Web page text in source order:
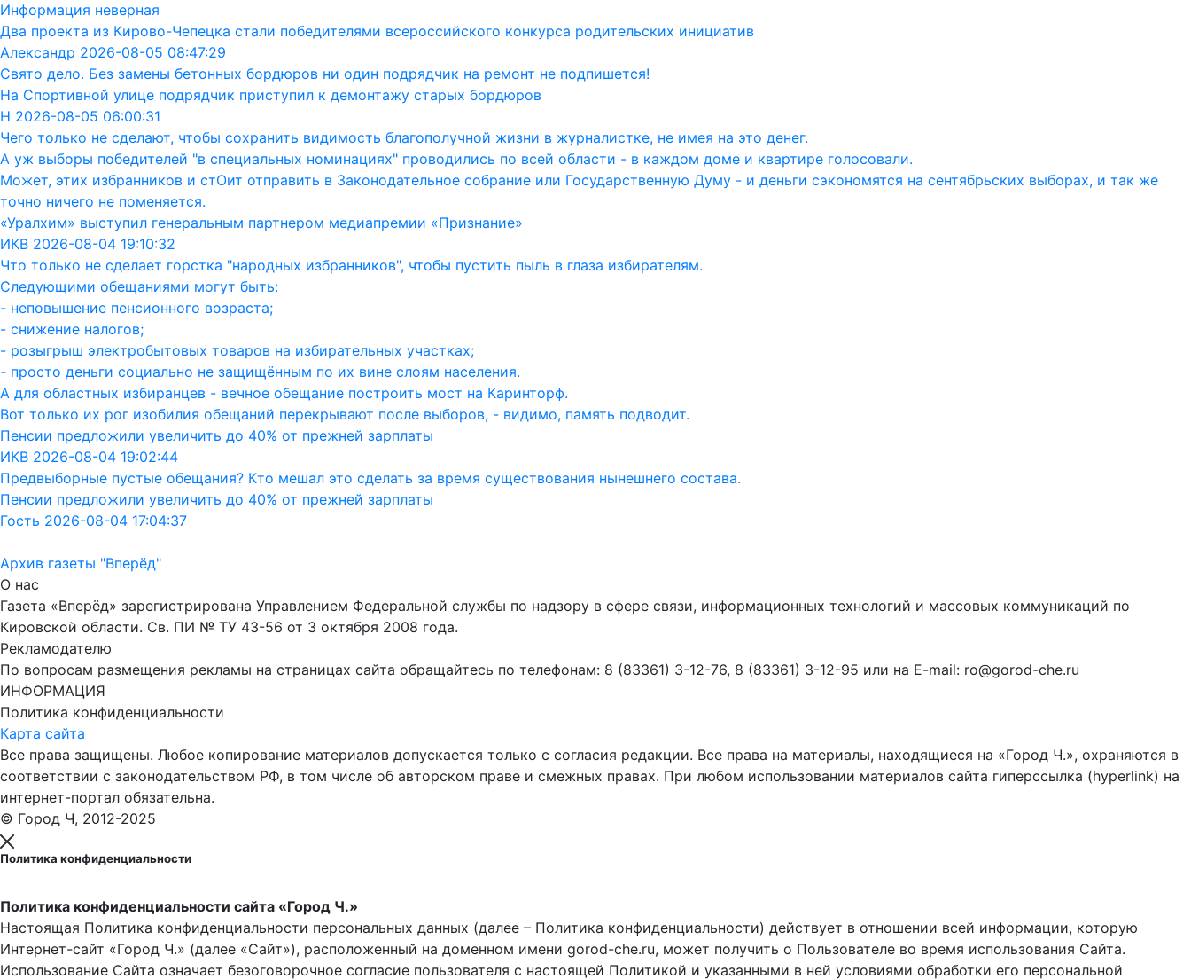
Информация неверная
Два проекта из Кирово-Чепецка стали победителями всероссийского конкурса родительских инициатив
Александр 2026-08-05 08:47:29
Свято дело. Без замены бетонных бордюров ни один подрядчик на ремонт не подпишется!
На Спортивной улице подрядчик приступил к демонтажу старых бордюров
Н 2026-08-05 06:00:31
Чего только не сделают, чтобы сохранить видимость благополучной жизни в журналистке, не имея на это денег.
А уж выборы победителей "в специальных номинациях" проводились по всей области - в каждом доме и квартире голосовали.
Может, этих избранников и стОит отправить в Законодательное собрание или Государственную Думу - и деньги сэкономятся на сентябрьских выборах, и так же
точно ничего не поменяется.
«Уралхим» выступил генеральным партнером медиапремии «Признание»
ИКВ 2026-08-04 19:10:32
Что только не сделает горстка "народных избранников", чтобы пустить пыль в глаза избирателям.
Следующими обещаниями могут быть:
- неповышение пенсионного возраста;
- снижение налогов;
- розыгрыш электробытовых товаров на избирательных участках;
- просто деньги социально не защищённым по их вине слоям населения.
А для областных избиранцев - вечное обещание построить мост на Каринторф.
Вот только их рог изобилия обещаний перекрывают после выборов, - видимо, память подводит.
Пенсии предложили увеличить до 40% от прежней зарплаты
ИКВ 2026-08-04 19:02:44
Предвыборные пустые обещания? Кто мешал это сделать за время существования нынешнего состава.
Пенсии предложили увеличить до 40% от прежней зарплаты
Гость 2026-08-04 17:04:37
Архив газеты "Вперёд"
О нас
Газета «Вперёд» зарегистрирована Управлением Федеральной службы по надзору в сфере связи, информационных технологий и массовых коммуникаций по
Кировской области. Св. ПИ № ТУ 43-56 от 3 октября 2008 года.
Рекламодателю
По вопросам размещения рекламы на страницах сайта обращайтесь по телефонам: 8 (83361) 3-12-76, 8 (83361) 3-12-95 или на E-mail: ro@gorod-che.ru
ИНФОРМАЦИЯ
Политика конфиденциальности
Карта сайта
Все права защищены. Любое копирование материалов допускается только с согласия редакции. Все права на материалы, находящиеся на «Город Ч.», охраняются в
соответствии с законодательством РФ, в том числе об авторском праве и смежных правах. При любом использовании материалов сайта гиперссылка (hyperlink) на
интернет-портал обязательна.
© Город Ч, 2012-2025
Политика конфиденциальности
Политика конфиденциальности сайта «Город Ч.»
Настоящая Политика конфиденциальности персональных данных (далее – Политика конфиденциальности) действует в отношении всей информации, которую
Интернет-сайт «Город Ч.» (далее «Сайт»), расположенный на доменном имени gorod-che.ru, может получить о Пользователе во время использования Cайта.
Использование Сайта означает безоговорочное согласие пользователя с настоящей Политикой и указанными в ней условиями обработки его персональной